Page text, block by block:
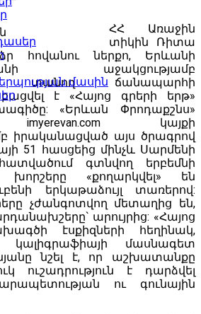
մասին
ՀՀ Առաջին
տիկին Ռիտա
հովանու ներքո, Երևանի
աջակցությամբ
տանող ճանապարհի
է «Հայոց գրերի երթ»
«Երևան Փրոդաքշնս»
imyerevan.com կայքի
իրականացված այս ծրագրով
51 հասցեից մինչև Սարմենի
գտնվող երբեմնի
«քողարկվել» են
երկաթաձույլ տառերով:
չժանգոտվող մետաղից են,
արույրից: «Հայոց
էսքիզների հեղինակ,
կալիգրաֆիայի մասնագետ
նշել է, որ աշխատանքը
ուշադրություն է դարձվել
ու գունային